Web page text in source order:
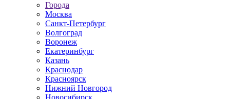
Города
Москва
Санкт-Петербург
Волгоград
Воронеж
Екатеринбург
Казань
Краснодар
Красноярск
Нижний Новгород
Новосибирск